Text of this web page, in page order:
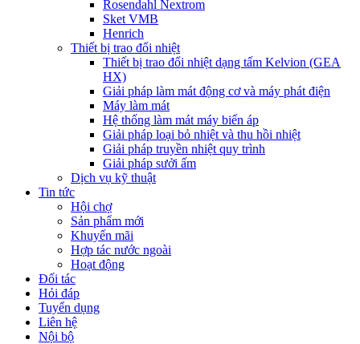
Rosendahl Nextrom
Sket VMB
Henrich
Thiết bị trao đổi nhiệt
Thiết bị trao đổi nhiệt dạng tấm Kelvion (GEA
HX)
Giải pháp làm mát động cơ và máy phát điện
Máy làm mát
Hệ thống làm mát máy biến áp
Giải pháp loại bỏ nhiệt và thu hồi nhiệt
Giải pháp truyền nhiệt quy trình
Giải pháp sưởi ấm
Dịch vụ kỹ thuật
Tin tức
Hội chợ
Sản phẩm mới
Khuyến mãi
Hợp tác nước ngoài
Hoạt động
Đối tác
Hỏi đáp
Tuyển dụng
Liên hệ
Nội bộ